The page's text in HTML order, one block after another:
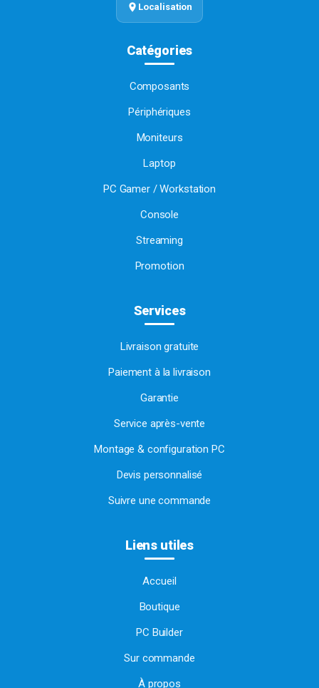
Localisation
Catégories
Composants
Périphériques
Moniteurs
Laptop
PC Gamer / Workstation
Console
Streaming
Promotion
Services
Livraison gratuite
Paiement à la livraison
Garantie
Service après-vente
Montage & configuration PC
Devis personnalisé
Suivre une commande
Liens utiles
Accueil
Boutique
PC Builder
Sur commande
À propos